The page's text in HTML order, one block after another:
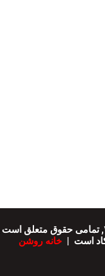
© کپی‌رایت ۲۰۲۲, تمامی حقوق متعلق
است | خانه روشن